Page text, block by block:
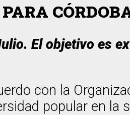
El objetivo es
con la
popular en la